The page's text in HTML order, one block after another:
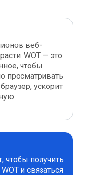
веб-
WOT — это
чтобы
просматривать
ускорит
чтобы получить
и связаться